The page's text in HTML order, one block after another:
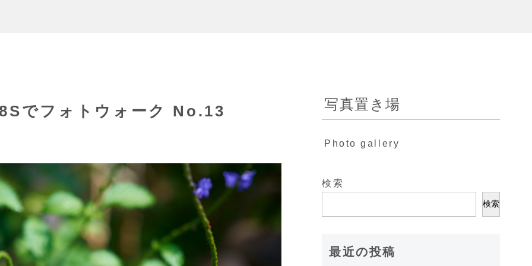
でフォトウォーク No.13 写真置き場
Photo gallery
検索
検索
最近の投稿